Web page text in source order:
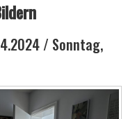
/ Sonntag,